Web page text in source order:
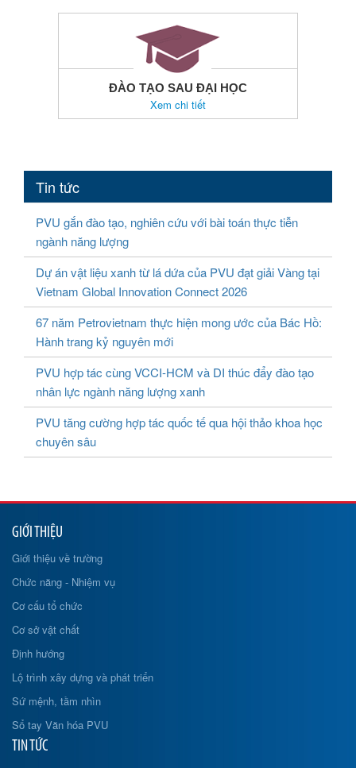
ĐÀO TẠO SAU ĐẠI HỌC
Xem chi tiết
Tin tức
PVU gắn đào tạo, nghiên cứu với bài toán thực tiễn
ngành năng lượng
Dự án vật liệu xanh từ lá dứa của PVU đạt giải Vàng tại
Vietnam Global Innovation Connect 2026
67 năm Petrovietnam thực hiện mong ước của Bác Hồ:
Hành trang kỷ nguyên mới
PVU hợp tác cùng VCCI-HCM và DI thúc đẩy đào tạo
nhân lực ngành năng lượng xanh
PVU tăng cường hợp tác quốc tế qua hội thảo khoa học
chuyên sâu
GIỚI THIỆU
Giới thiệu về trường
Chức năng - Nhiệm vụ
Cơ cấu tổ chức
Cơ sở vật chất
Định hướng
Lộ trình xây dựng và phát triển
Sứ mệnh, tầm nhìn
Sổ tay Văn hóa PVU
TIN TỨC